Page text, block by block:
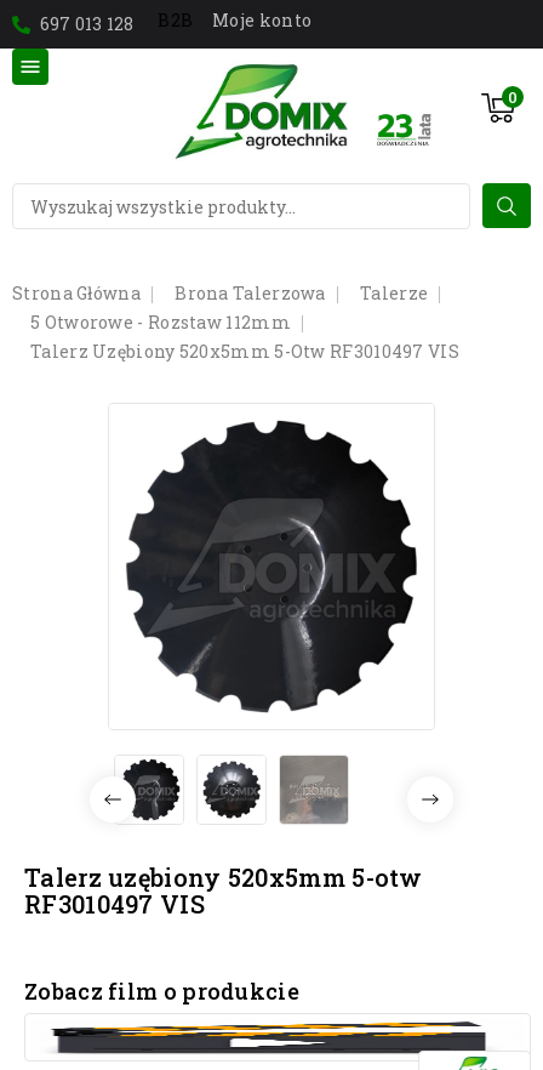
697 013 128 B2B Moje konto
0

Strona Główna Brona Talerzowa
Talerze
5 Otworowe - Rozstaw 112mm
Talerz Uzębiony 520x5mm 5-Otw RF3010497 VIS
Talerz uzębiony 520x5mm 5-otw
RF3010497 VIS
Zobacz film o produkcie